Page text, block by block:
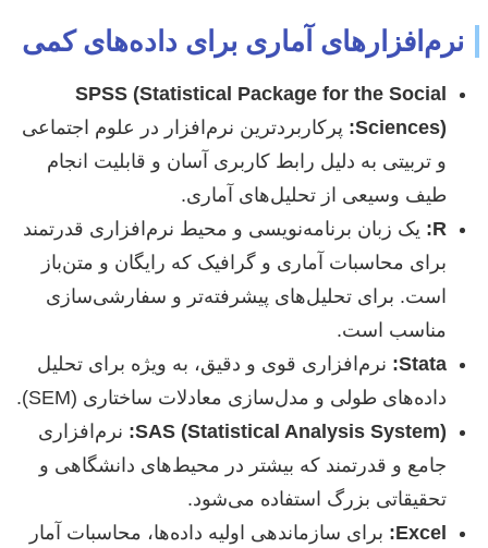
نرم‌افزارهای آماری برای داده‌های کمی
SPSS (Statistical Package for the Social
Sciences): پرکاربردترین نرم‌افزار در علوم اجتماعی
و تربیتی به دلیل رابط کاربری آسان و قابلیت انجام
طیف وسیعی از تحلیل‌های آماری.
R:
یک زبان برنامه‌نویسی و محیط نرم‌افزاری قدرتمند
برای محاسبات آماری و گرافیک که رایگان و متن‌باز
است. برای تحلیل‌های پیشرفته‌تر و سفارشی‌سازی
مناسب است.
Stata: نرم‌افزاری قوی و دقیق، به ویژه برای تحلیل
داده‌های طولی و مدل‌سازی معادلات ساختاری (SEM).
SAS (Statistical Analysis System): نرم‌افزاری
جامع و قدرتمند که بیشتر در محیط‌های دانشگاهی و
تحقیقاتی بزرگ استفاده می‌شود.
Excel:
برای سازماندهی اولیه داده‌ها، محاسبات آمار